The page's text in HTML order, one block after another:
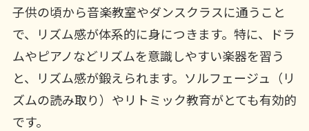
子供の頃から音楽教室やダンスクラスに通うこと
で、リズム感が体系的に身につきます。特に、ドラ
ムやピアノなどリズムを意識しやすい楽器を習う
と、リズム感が鍛えられます。ソルフェージュ（リ
ズムの読み取り）やリトミック教育がとても有効的
です。